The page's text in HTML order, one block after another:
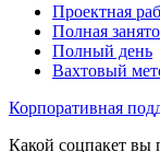
Проектная
Полная
Полный день
Вахтовый
Корпоративная
Какой соцпакет вы